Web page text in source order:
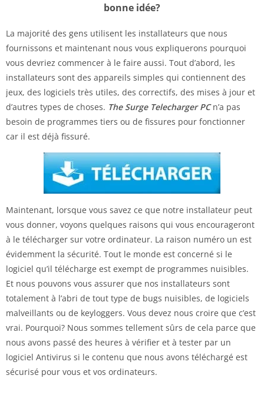
bonne idée?
La majorité des gens utilisent les installateurs que nous
fournissons et maintenant nous vous expliquerons pourquoi
vous devriez commencer à le faire aussi. Tout d’abord, les
installateurs sont des appareils simples qui contiennent des
jeux, des logiciels très utiles, des correctifs, des mises à jour et
d’autres types de choses. The Surge Telecharger PCn’a pas
besoin de programmes tiers ou de fissures pour fonctionner
car il est déjà fissuré.
Maintenant, lorsque vous savez ce que notre installateur peut
vous donner, voyons quelques raisons qui vous encourageront
à le télécharger sur votre ordinateur. La raison numéro un est
évidemment la sécurité. Tout le monde est concerné si le
logiciel qu’il télécharge est exempt de programmes nuisibles.
Et nous pouvons vous assurer que nos installateurs sont
totalement à l’abri de tout type de bugs nuisibles, de logiciels
malveillants ou de keyloggers. Vous devez nous croire que c’est
vrai. Pourquoi? Nous sommes tellement sûrs de cela parce que
nous avons passé des heures à vérifier et à tester par un
logiciel Antivirus si le contenu que nous avons téléchargé est
sécurisé pour vous et vos ordinateurs.